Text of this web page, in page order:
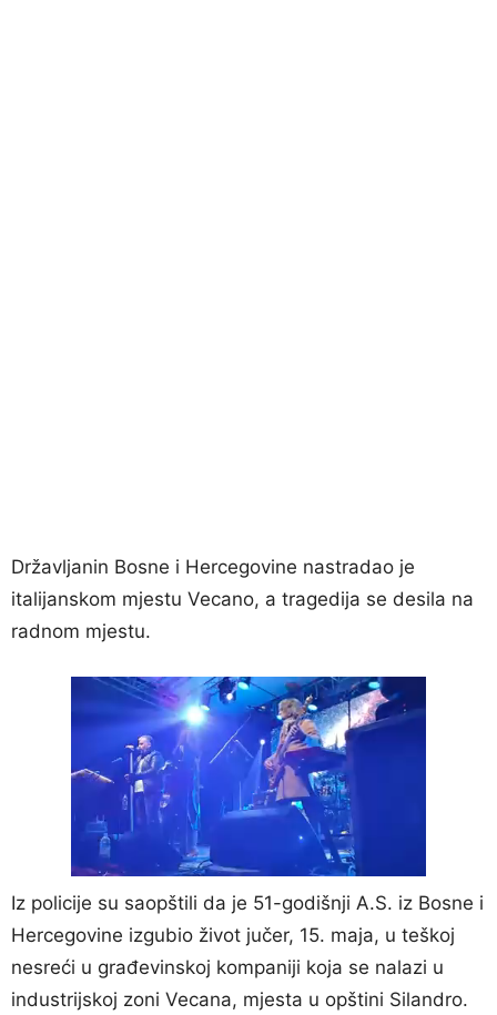
Državljanin Bosne i Hercegovine nastradao je
italijanskom mjestu Vecano, a tragedija se desila na
radnom mjestu.
Iz policije su saopštili da je 51-godišnji A.S. iz Bosne i
Hercegovine izgubio život jučer, 15. maja, u teškoj
nesreći u građevinskoj kompaniji koja se nalazi u
industrijskoj zoni Vecana, mjesta u opštini Silandro.